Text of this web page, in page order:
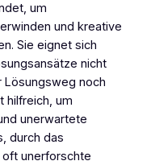
um
und kreative
Sie eignet sich
nicht
noch
hilfreich, um
unerwartete
durch das
unerforschte